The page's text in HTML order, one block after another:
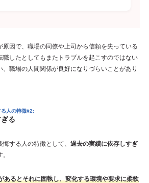
原因で、職場の同僚や上司から信頼を失っている
職したとしてもまたトラブルを起こすのではない
職場の人間関係が良好になりづらいことがあり
人の特徴#2:
る
する人の特徴として、 過去の実績に依存しすぎ
あるとそれに固執し、変化する環境や要求に柔軟